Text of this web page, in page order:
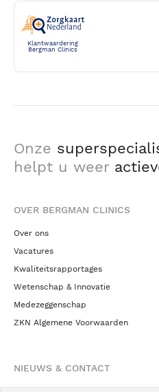
Klantwaardering
Bergman Clinics
Onze
helpt u weer
OVER BERGMAN CLINICS
Over ons
Vacatures
Kwaliteitsrapportages
Wetenschap & Innovatie
Medezeggenschap
ZKN Algemene Voorwaarden
NIEUWS & CONTACT